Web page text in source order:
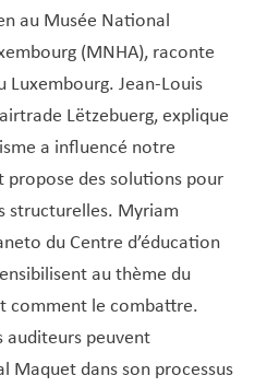
Maison verte
matière d’environnement
Général)
Particulier « Quartiers
Particulier « Nouveau
de procédure
ponctuelles
au Musée National
(MNHA), raconte
Luxembourg. Jean-Louis
Lëtzebuerg, explique
a influencé notre
des solutions pour
structurelles. Myriam
du Centre d’éducation
au thème du
comment le combattre.
auditeurs peuvent
Maquet dans son processus